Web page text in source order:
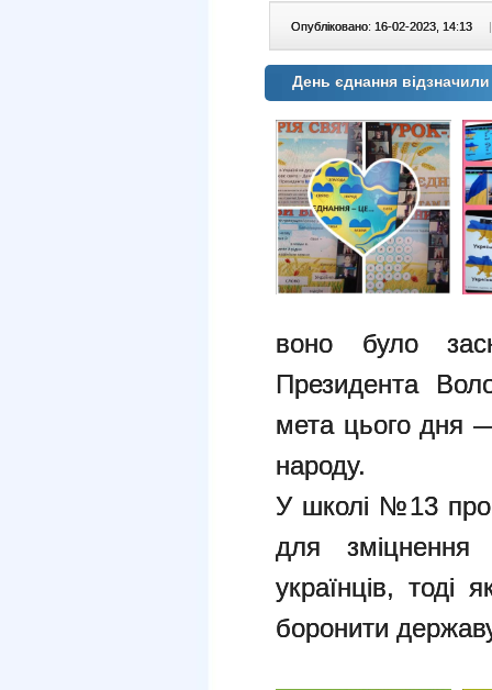
Опубліковано: 16-02-2023, 14:13 |
День єднання
воно було
Президента
мета цього дня —
народу.
У школі №13
для зміцнення
українців, тоді
боронити